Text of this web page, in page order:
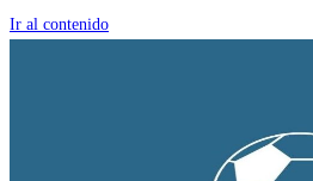
Ir al contenido